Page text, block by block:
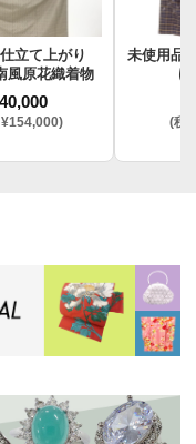
立て上がり
風原花織着物
未使用品
(税